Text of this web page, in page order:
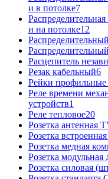
и в потолке7
и на потолке12
Расцепитель
Резак кабельный6
Рейки
Реле времени
устройств1
Реле тепловое20
Розетка антенная
Розетка
Розетка медная
Розетка
Розетка силовая